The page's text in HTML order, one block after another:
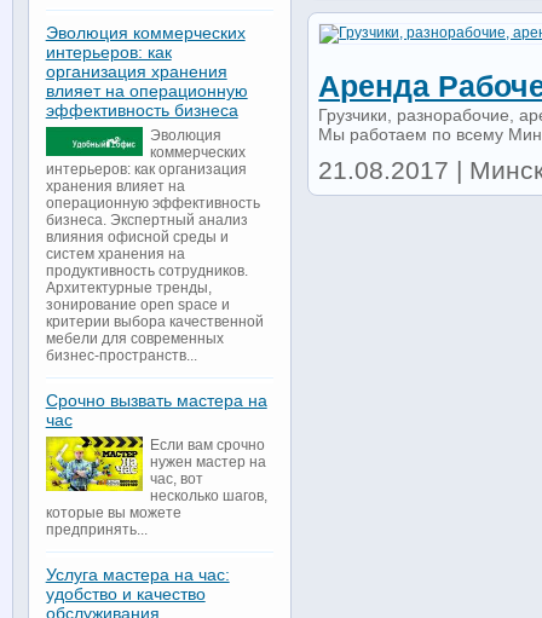
Аренда
Грузчики, разнорабочие,
Мы работаем по всему
21.08.2017 |
Эволюция коммерческих
интерьеров: как
организация хранения
влияет на операционную
эффективность бизнеса
Эволюция
коммерческих
интерьеров: как организация
хранения влияет на
операционную эффективность
бизнеса. Экспертный анализ
влияния офисной среды и
систем хранения на
продуктивность сотрудников.
Архитектурные тренды,
зонирование open space и
критерии выбора качественной
мебели для современных
бизнес-пространств...
Срочно вызвать мастера на
час
Если вам срочно
нужен мастер на
час, вот
несколько шагов,
которые вы можете
предпринять...
Услуга мастера на час:
удобство и качество
обслуживания